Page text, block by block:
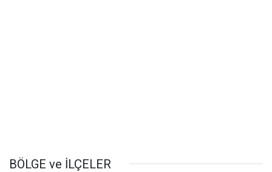
BÖLGE ve İLÇELER